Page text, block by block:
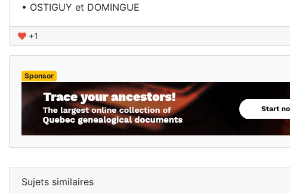
• OSTIGUY et DOMINGUE
+1
Sponsor
Sujets similaires